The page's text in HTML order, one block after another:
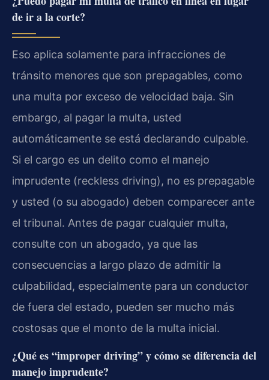
de ir a la corte?
Eso aplica solamente para infracciones de
tránsito menores que son prepagables, como
una multa por exceso de velocidad baja. Sin
embargo, al pagar la multa, usted
automáticamente se está declarando culpable.
Si el cargo es un delito como el manejo
imprudente (reckless driving), no es prepagable
y usted (o su abogado) deben comparecer ante
el tribunal. Antes de pagar cualquier multa,
consulte con un abogado, ya que las
consecuencias a largo plazo de admitir la
culpabilidad, especialmente para un conductor
de fuera del estado, pueden ser mucho más
costosas que el monto de la multa inicial.
¿Qué es “improper driving” y cómo se diferencia del
manejo imprudente?